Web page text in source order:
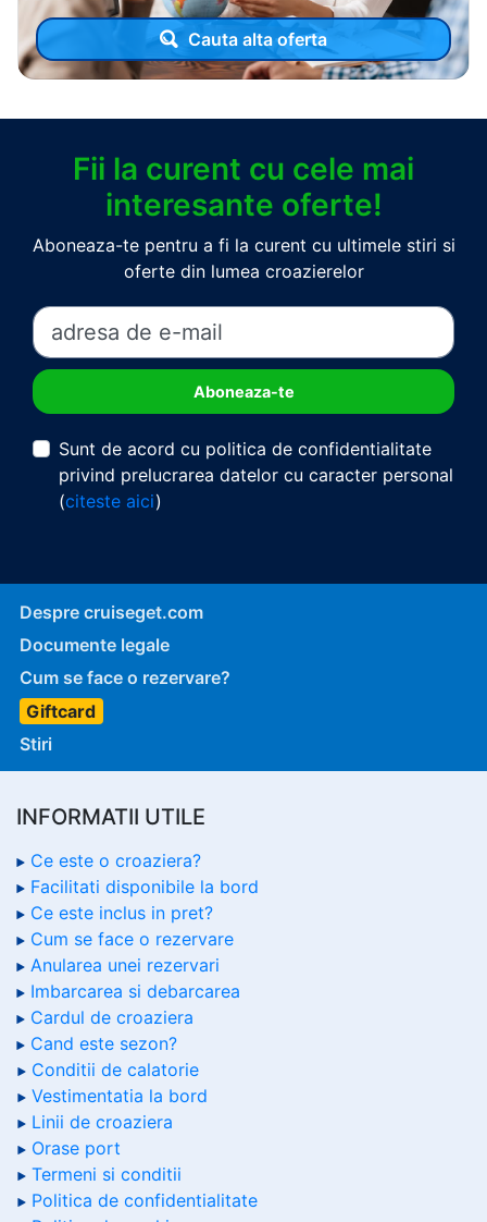
Cauta alta oferta
Fii la curent cu cele mai
interesante oferte!
Aboneaza-te pentru a fi la curent cu ultimele stiri si
oferte din lumea croazierelor
Sunt de acord cu politica de confidentialitate
privind prelucrarea datelor cu caracter personal
(citeste aici)
Despre cruiseget.com
Documente legale
Cum se face o rezervare?
Giftcard
Stiri
INFORMATII UTILE
Ce este o croaziera?
Facilitati disponibile la bord
Ce este inclus in pret?
Cum se face o rezervare
Anularea unei rezervari
Imbarcarea si debarcarea
Cardul de croaziera
Cand este sezon?
Conditii de calatorie
Vestimentatia la bord
Linii de croaziera
Orase port
Termeni si conditii
Politica de confidentialitate